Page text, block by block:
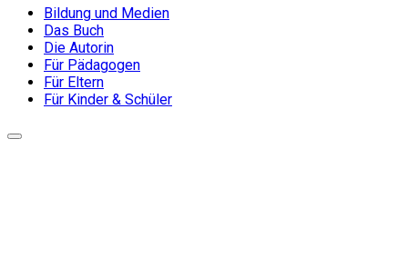
Bildung und Medien
Das Buch
Die Autorin
Für Pädagogen
Für Eltern
Für Kinder & Schüler